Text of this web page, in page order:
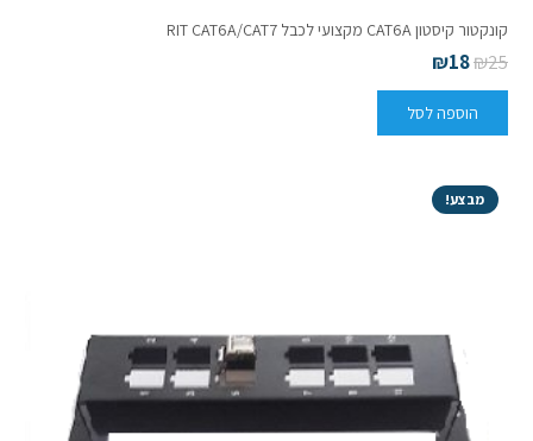
קונקטור קיסטון CAT6A מקצועי לכבל RIT CAT6A/CAT7
₪25
₪18
הוספה לסל
מבצע!